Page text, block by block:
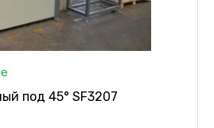
под 45° SF3207